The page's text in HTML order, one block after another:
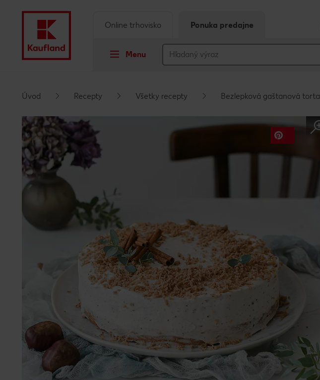
Päta
Vyskakovací bočný panel
Menu
Online trhovisko Ponuka predajne
Úvod Recepty Všetky recepty Bezlepková gaštanová torta